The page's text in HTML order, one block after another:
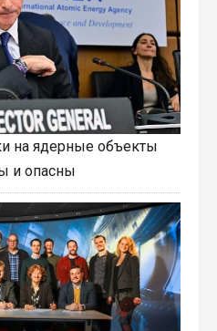
на ядерные объекты
и опасны